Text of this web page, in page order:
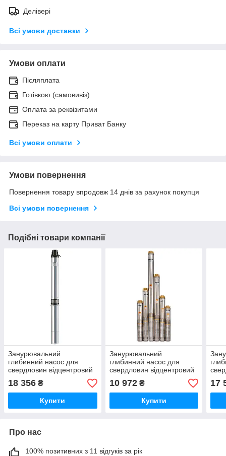
Делівері
Всі умови доставки
Умови оплати
Післяплата
Готівкою (самовивіз)
Оплата за реквізитами
Переказ на карту Приват Банку
Всі умови оплати
Умови повернення
Повернення товару впродовж 14 днів за рахунок покупця
Всі умови повернення
Подібні товари компанії
Занурювальний
глибинний насос для
свердловин відцентровий
KGB 100QJD8-63/15-2.2 D
18 356 ₴
Купити
Занурювальний
глибинний насос для
свердловин відцентровий
100QJD 210-0.75 Sprut
10 972₴
Купити
17
Про нас
100% позитивних з 11 відгуків за рік